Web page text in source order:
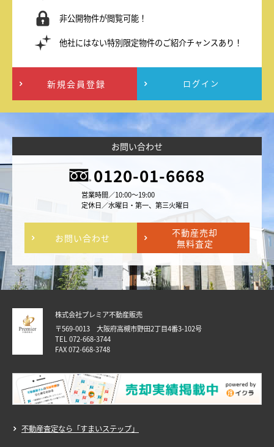
非公開物件が閲覧可能！
他社にはない特別限定物件のご紹介チャンスあり！
新規会員登録 ログイン
お問い合わせ
0120-01-6668
営業時間／10:00～19:00
定休日／水曜日・第一、第三火曜日
お問い合わせ
不動産売却
無料査定
株式会社プレミア不動産販売
〒569-0013 大阪府高槻市野田2丁目4番3-102号
TEL 072-668-3744
FAX 072-668-3748
不動産査定なら「すまいステップ」